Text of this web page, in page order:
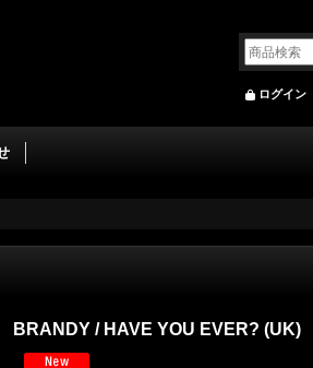
ログイン
BRANDY / HAVE YOU EVER? (UK)